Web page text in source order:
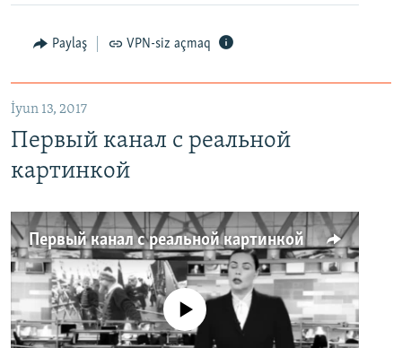
Paylaş VPN-siz açmaq
İyun 13, 2017
Первый канал с реальной
картинкой
Первый канал с реальной картинкой
No media source currently available